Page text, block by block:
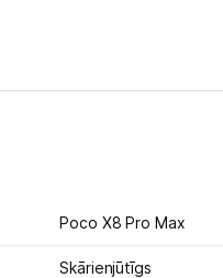
Poco X8 Pro Max
Skārienjūtīgs